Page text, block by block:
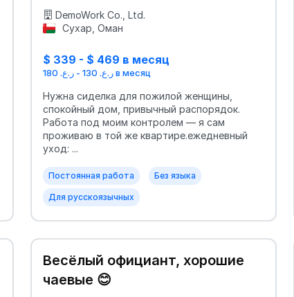
DemoWork Co., Ltd.
Сухар, Оман
$ 339 - $ 469 в месяц
ر.ع. 130 - ر.ع. 180 в месяц
Нужна сиделка для пожилой женщины,
спокойный дом, привычный распорядок.
Работа под моим контролем — я сам
проживаю в той же квартире.ежедневный
уход: ...
Постоянная работа Без языка
Для русскоязычных
Весёлый официант, хорошие
чаевые 😊